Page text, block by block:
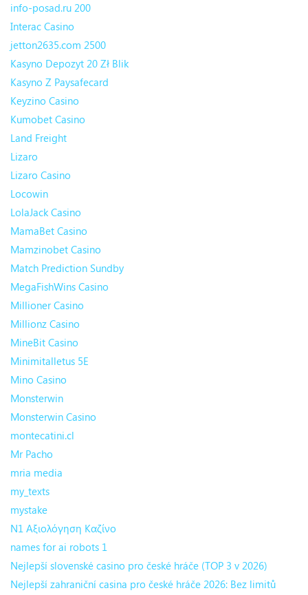
info-posad.ru 200
Interac Casino
jetton2635.com 2500
Kasyno Depozyt 20 Zł Blik
Kasyno Z Paysafecard
Keyzino Casino
Kumobet Casino
Land Freight
Lizaro
Lizaro Casino
Locowin
LolaJack Casino
MamaBet Casino
Mamzinobet Casino
Match Prediction Sundby
MegaFishWins Casino
Millioner Casino
Millionz Casino
MineBit Casino
Minimitalletus 5E
Mino Casino
Monsterwin
Monsterwin Casino
montecatini.cl
Mr Pacho
mria media
my_texts
mystake
N1 Αξιολόγηση Καζίνο
names for ai robots 1
Nejlepší slovenské casino pro české hráče (TOP 3 v 2026)
Nejlepší zahraniční casina pro české hráče 2026: Bez limitů